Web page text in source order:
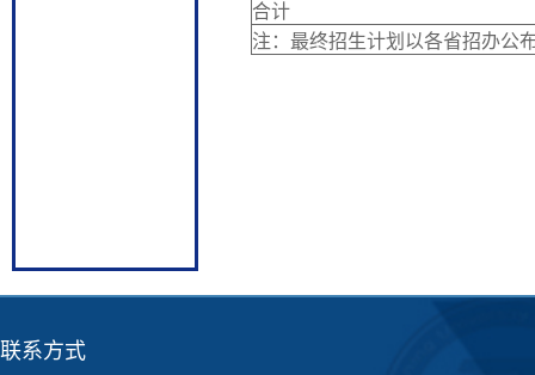
合计
注：最终招生计划以各省招办公
联系方式